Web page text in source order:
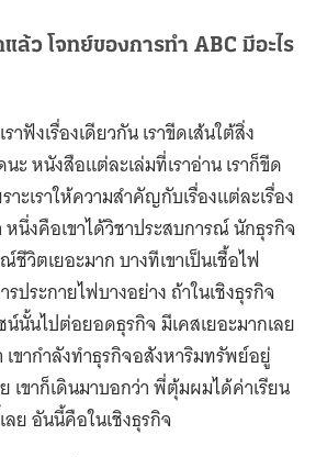
ว โจทย์ของการทำ ABC มีอะไร
าฟังเรื่องเดียวกัน เราขีดเส้นใต้สิ่ง
หนังสือแต่ละเล่มที่เราอ่าน เราก็ขีด
าะเราให้ความสำคัญกับเรื่องแต่ละเรื่อง
นึ่งคือเขาได้วิชาประสบการณ์ นักธุรกิจ
วิตเยอะมาก บางทีเขาเป็นเชื้อไฟ
ระกายไฟบางอย่าง ถ้าในเชิงธุรกิจ
น์นั้นไปต่อยอดธุรกิจ มีเคสเยอะมากเลย
เขากำลังทำธุรกิจอสังหาริมทรัพย์อยู่
เขาก็เดินมาบอกว่า พี่ตุ้มผมได้ค่าเรียน
ย อันนี้คือในเชิงธุรกิจ